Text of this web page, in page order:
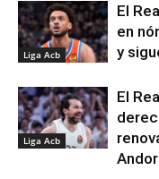
Liga Acb
El
en
y
Liga Acb
El